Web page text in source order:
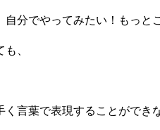
自分でやってみたい！もっと
、
く言葉で表現することができ